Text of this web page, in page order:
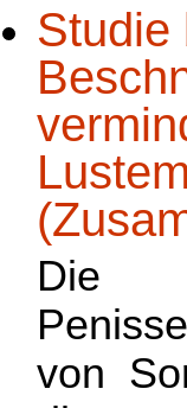
Studie
Die
von